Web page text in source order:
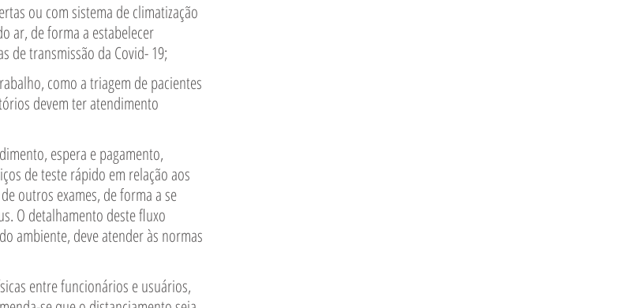
ar, de forma a estabelecer
de transmissão da Covid- 19;
devem ter atendimento
de teste rápido em relação aos
outros exames, de forma a se
O detalhamento deste fluxo
ambiente, deve atender às normas